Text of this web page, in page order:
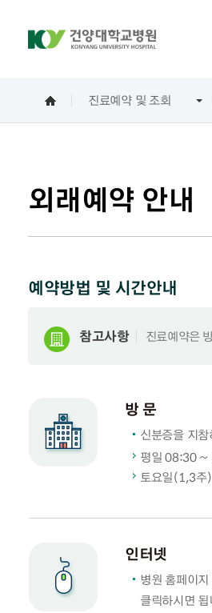
진료예약 및 조회
외래예약 안내
예약방법 및 시간안내
참고사항 진료예약은
방 문
신분증을 지
평일 08:30
토요일(1,3
인터넷
병원 홈페이
클릭하시면